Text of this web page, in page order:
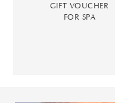
GIFT VOUCHER
FOR SPA